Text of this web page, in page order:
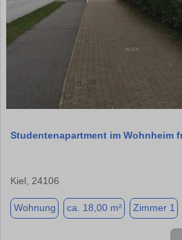
Studentenapartment im Wohnheim
Kiel, 24106
Wohnung ca. 18,00 m² Zimmer 1